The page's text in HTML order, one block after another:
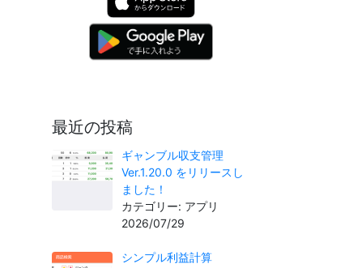
最近の投稿
ギャンブル収支管理
Ver.1.20.0 をリリースし
ました！
カテゴリー: アプリ
2026/07/29
シンプル利益計算